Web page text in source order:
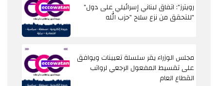
"رويترز": اتفاق لبناني إسرائيلي على دول
للتحقق من نزع سلاح "حزب الله"
مجلس الوزراء يقر سلسلة تعيينات ويوافق
على تقسيط المفعول الرجعي لرواتب
القطاع العام